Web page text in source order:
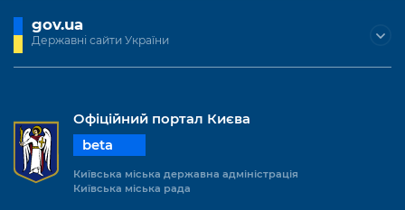
gov.ua
Державні сайти України
Офіційний портал Києва
beta
Київська міська державна адміністрація
Київська міська рада